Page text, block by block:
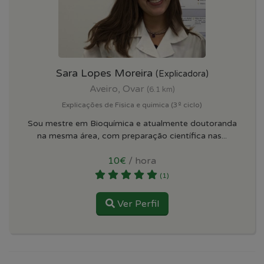
Sara Lopes Moreira (Explicadora)
Aveiro, Ovar (6.1 km)
Explicações de Fisica e quimica (3º ciclo)
Sou mestre em Bioquímica e atualmente doutoranda
na mesma área, com preparação científica nas...
10€ / hora
(1)
Ver Perfil